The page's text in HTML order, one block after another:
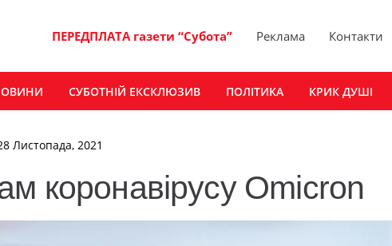
ПЕРЕДПЛАТА газети “Субота” Реклама Контакти
СУБОТНІЙ ЕКСКЛЮЗИВ ПОЛІТИКА КРИК ДУШІ
Листопада, 2021
коронавірусу Omicron